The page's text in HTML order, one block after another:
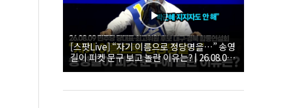
[스팟Live] “자기 이름으로 정당명을…” 송영
길이 피켓 문구 보고 놀란 이유는? | 26.08.09
더불어민주당 당대표·최고위원 후보 대구·경